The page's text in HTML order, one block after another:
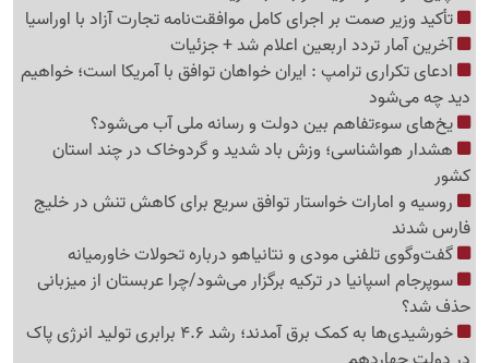
تأکید وزیر صمت بر اجرای کامل موافقت‌نامه تجارت آزاد با اوراسیا
آخرین آمار تردد اربعین اعلام شد + جزئیات
ادعای تکراری ترامپ : ایران خواهان توافق با آمریکا است؛ خواهیم
دید چه می‌شود
یخ‌های سوءتفاهم بین دولت و رسانه ملی آب می‌شود؟
هشدار هواشناسی؛ وزش باد شدید و گردوخاک در چند استان
کشور
روسیه و امارات خواستار توافق سریع برای کاهش تنش در خلیج
فارس شدند
گفت‌وگوی تلفنی مودی و نتانیاهو درباره تحولات خاورمیانه
سوپرجام اسپانیا در ترکیه برگزار می‌شود/چرا عربستان از میزبانی
حذف شد؟
خورشیدی‌ها به کمک برق آمدند؛ رشد 4.6 برابری تولید انرژی پاک